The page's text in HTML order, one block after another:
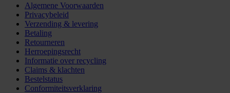
Algemene Voorwaarden
Privacybeleid
Verzending & levering
Betaling
Retourneren
Herroepingsrecht
Informatie over recycling
Claims & klachten
Bestelstatus
Conformiteitsverklaring